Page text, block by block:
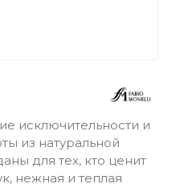
исключительности и
из натуральной
для тех, кто ценит
нежная и теплая